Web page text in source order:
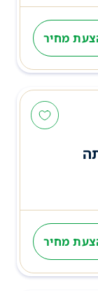
מחיר
מחיר